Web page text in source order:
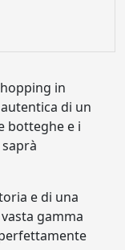
in
di un
botteghe e i
e di una
gamma